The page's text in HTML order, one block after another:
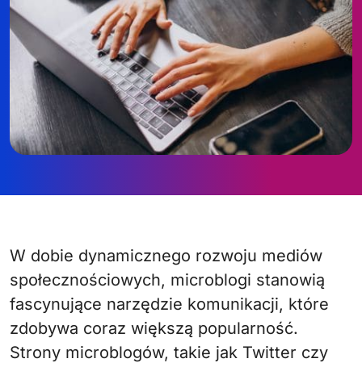
W dobie dynamicznego rozwoju mediów
społecznościowych, microblogi stanowią
fascynujące narzędzie komunikacji, które
zdobywa coraz większą popularność.
Strony microblogów, takie jak Twitter czy